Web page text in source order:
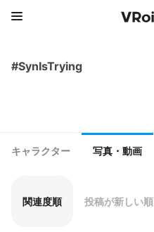
#SynIsTrying
キャラクター 写真・動画
関連度順 投稿が新しい順